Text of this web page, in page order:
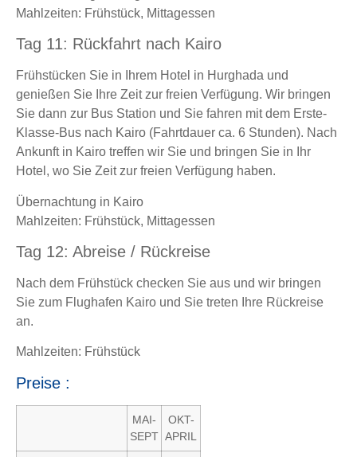
Mahlzeiten: Frühstück, Mittagessen
Tag 11: Rückfahrt nach Kairo
Frühstücken Sie in Ihrem Hotel in Hurghada und
genießen Sie Ihre Zeit zur freien Verfügung. Wir bringen
Sie dann zur Bus Station und Sie fahren mit dem Erste-
Klasse-Bus nach Kairo (Fahrtdauer ca. 6 Stunden). Nach
Ankunft in Kairo treffen wir Sie und bringen Sie in Ihr
Hotel, wo Sie Zeit zur freien Verfügung haben.
Übernachtung in Kairo
Mahlzeiten: Frühstück, Mittagessen
Tag 12: Abreise / Rückreise
Nach dem Frühstück checken Sie aus und wir bringen
Sie zum Flughafen Kairo und Sie treten Ihre Rückreise
an.
Mahlzeiten: Frühstück
Preise :
MAI-
SEPT
OKT-
APRIL